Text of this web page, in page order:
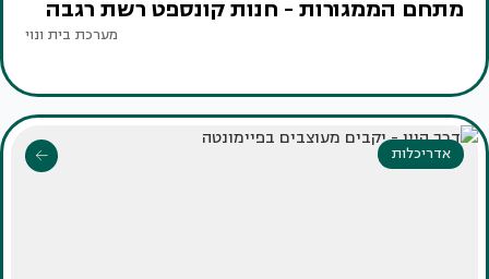
מתחם הממגורות - חנות קונספט רשת רגבה
מערכת בית ונוי
אדריכלות